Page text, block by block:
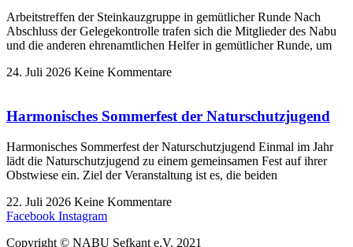
Arbeitstreffen der Steinkauzgruppe in gemütlicher Runde Nach
Abschluss der Gelegekontrolle trafen sich die Mitglieder des Nabu
und die anderen ehrenamtlichen Helfer in gemütlicher Runde, um
24. Juli 2026 Keine Kommentare
Harmonisches Sommerfest der Naturschutzjugend
Harmonisches Sommerfest der Naturschutzjugend Einmal im Jahr
lädt die Naturschutzjugend zu einem gemeinsamen Fest auf ihrer
Obstwiese ein. Ziel der Veranstaltung ist es, die beiden
22. Juli 2026 Keine Kommentare
Facebook Instagram
Copyright © NABU Sefkant e.V. 2021